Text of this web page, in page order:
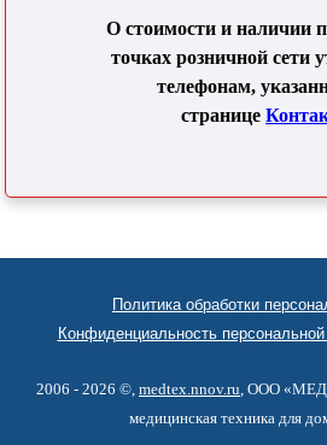
О стоимости и наличии
точках розничной сети
телефонам,
странице
Политика обработки
Конфиденциальность
2006 - 2026 ©, medtex.nnov.ru , ООО
медицинская техника для